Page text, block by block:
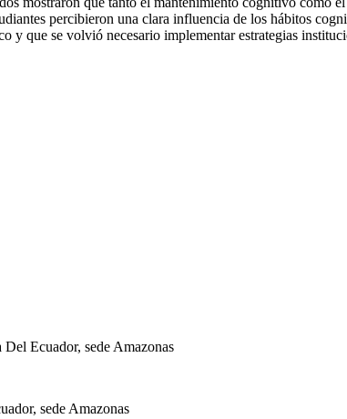
percibieron una clara influencia de los hábitos
que se volvió necesario implementar estrategias
Ecuador, sede Amazonas
sede Amazonas